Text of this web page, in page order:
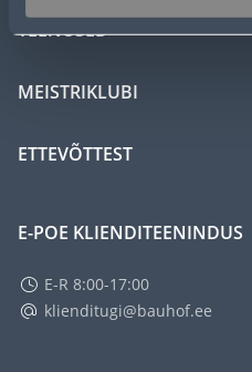
TEENUSED
MEISTRIKLUBI
ETTEVÕTTEST
E-POE KLIENDITEENINDUS
E-R 8:00-17:00
klienditugi@bauhof.ee